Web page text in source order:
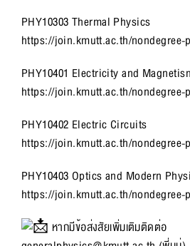
PHY10303 Thermal Physics
https://join.kmutt.ac.th/
PHY10401 Electricity and
https://join.kmutt.ac.th/
PHY10402 Electric Circuits
https://join.kmutt.ac.th/
PHY10403 Optics and Modern
https://join.kmutt.ac.th/
หากมีข้อส่งสัยเพิ่มเติมติดต่อ